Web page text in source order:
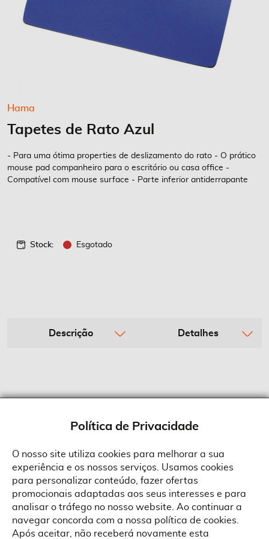
o
da
Galeria
de
Hama
Tapetes de Rato Azul
- Para uma ótima properties de deslizamento do rato - O prático
mouse pad companheiro para o escritório ou casa office -
Compatível com mouse surface - Parte inferior antiderrapante
Stock: Esgotado
Descrição Detalhes
Política de Privacidade
O nosso site utiliza cookies para melhorar a sua
experiência e os nossos serviços. Usamos cookies
para personalizar conteúdo, fazer ofertas
promocionais adaptadas aos seus interesses e para
analisar o tráfego no nosso website. Ao continuar a
navegar concorda com a nossa política de cookies.
Após aceitar, não receberá novamente esta
Sobre a Suprides
Quem Somos
Informações
Termos e Condições
Contactos
Política de Cookies
Ao aceitar a política de cookies da Suprides deverá ter em consideração
que a utilização de cookies possibilita a personalização da utilização e a
apresentação de serviços e ofertas adaptadas ao seu interesses. Pode
alterar as suas definições de cookies a qualquer altura.